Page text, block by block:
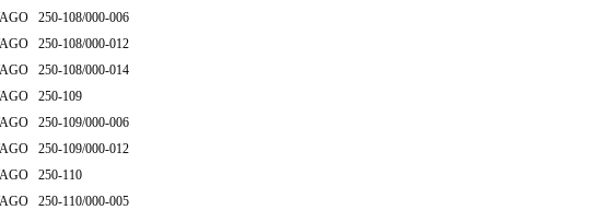
250-108/000-006
250-108/000-012
250-108/000-014
250-109
250-109/000-006
250-109/000-012
250-110
250-110/000-005